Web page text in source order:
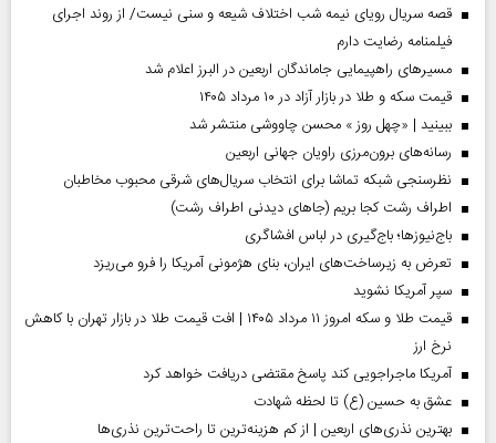
قصه سریال رویای نیمه شب اختلاف شیعه و سنی نیست/ از روند اجرای
فیلمنامه رضایت دارم
مسیر‌های راهپیمایی جاماندگان اربعین در البرز اعلام شد
قیمت سکه و طلا در بازار آزاد در ۱۰ مرداد ۱۴۰۵
ببینید | «چهل روز » محسن چاووشی منتشر شد
رسانه‌های برون‌مرزی راویان جهانی اربعین
نظرسنجی شبکه تماشا برای انتخاب سریال‌های شرقی محبوب مخاطبان
اطراف رشت کجا بریم (جاهای دیدنی اطراف رشت)
باج‌نیوزها؛ باج‌گیری در لباس افشاگری
تعرض به زیرساخت‌های ایران، بنای هژمونی آمریکا را فرو می‌ریزد
سپر آمریکا نشوید
قیمت طلا و سکه امروز ۱۱ مرداد ۱۴۰۵ | افت قیمت طلا در بازار تهران با کاهش
نرخ ارز
آمریکا ماجراجویی کند پاسخ مقتضی دریافت خواهد کرد
عشق به حسین (ع) تا لحظه شهادت
بهترین نذری‌های اربعین | از کم هزینه‌ترین تا راحت‌ترین نذری‌ها